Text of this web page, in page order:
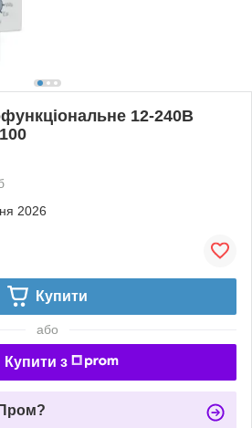
12-240В
2026
Купити
або
Купити з